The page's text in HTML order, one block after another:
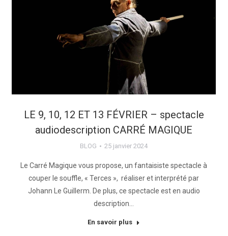
LE 9, 10, 12 ET 13 FÉVRIER – spectacle
audiodescription CARRÉ MAGIQUE
BLOG 25 janvier 2024
Le Carré Magique vous propose, un fantaisiste spectacle à
couper le souffle, « Terces », réaliser et interprété par
Johann Le Guillerm. De plus, ce spectacle est en audio
description…
En savoir plus